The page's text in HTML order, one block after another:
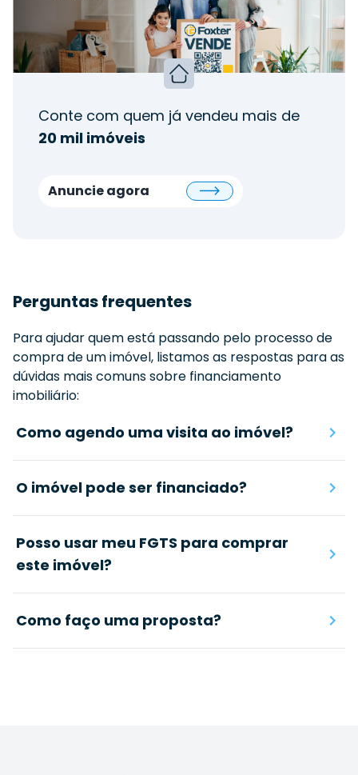
Conte com quem já vendeu mais de
20 mil imóveis
Anuncie agora
Perguntas frequentes
Para ajudar quem está passando pelo processo de
compra de um imóvel, listamos as respostas para as
dúvidas mais comuns sobre financiamento
imobiliário:
Como agendo uma visita ao imóvel?
O imóvel pode ser financiado?
Posso usar meu FGTS para comprar
este imóvel?
Como faço uma proposta?